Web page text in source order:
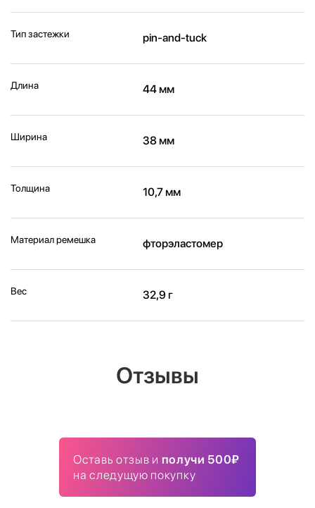
Тип застежки pin-and-tuck
Длина 44 мм
Ширина 38 мм
Толщина 10,7 мм
Материал ремешка фторэластомер
Вес 32,9 г
Отзывы
Оставь отзыв и получи 500₽
на следущую покупку